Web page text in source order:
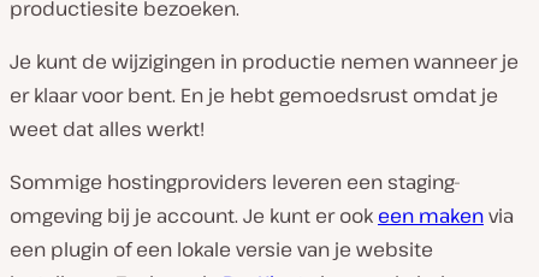
productiesite bezoeken.
Je kunt de wijzigingen in productie nemen wanneer je
er klaar voor bent. En je hebt gemoedsrust omdat je
weet dat alles werkt!
Sommige hostingproviders leveren een staging-
omgeving bij je account. Je kunt er ook een makenvia
een plugin of een lokale versie van je website